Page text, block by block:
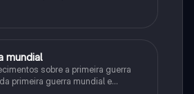
mundial
sobre a primeira guerra
primeira guerra mundial e